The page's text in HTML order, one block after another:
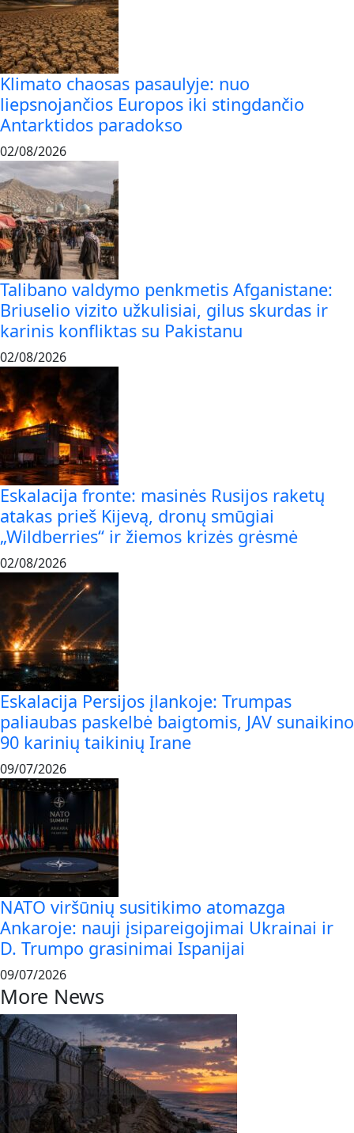
Klimato chaosas pasaulyje: nuo
liepsnojančios Europos iki stingdančio
Antarktidos paradokso
02/08/2026
Talibano valdymo penkmetis Afganistane:
Briuselio vizito užkulisiai, gilus skurdas ir
karinis konfliktas su Pakistanu
02/08/2026
Eskalacija fronte: masinės Rusijos raketų
atakas prieš Kijevą, dronų smūgiai
„Wildberries“ ir žiemos krizės grėsmė
02/08/2026
Eskalacija Persijos įlankoje: Trumpas
paliaubas paskelbė baigtomis, JAV sunaikino
90 karinių taikinių Irane
09/07/2026
NATO viršūnių susitikimo atomazga
Ankaroje: nauji įsipareigojimai Ukrainai ir
D. Trumpo grasinimai Ispanijai
09/07/2026
More News